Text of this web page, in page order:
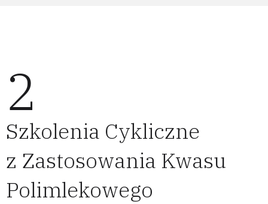
2
Szkolenia Cykliczne
z Zastosowania Kwasu
Polimlekowego